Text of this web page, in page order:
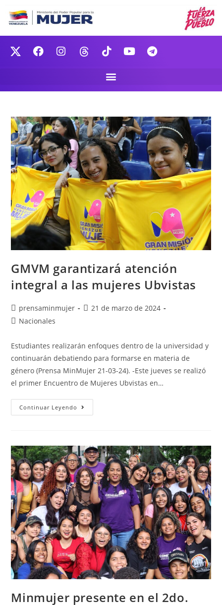
GMVM garantizará atención
integral a las mujeres Ubvistas
prensaminmujer
21 de marzo de 2024
Nacionales
Estudiantes realizarán enfoques dentro de la universidad y
continuarán debatiendo para formarse en materia de
género (Prensa MinMujer 21-03-24). -Este jueves se realizó
el primer Encuentro de Mujeres Ubvistas en…
Continuar Leyendo
Minmujer presente en el 2do.